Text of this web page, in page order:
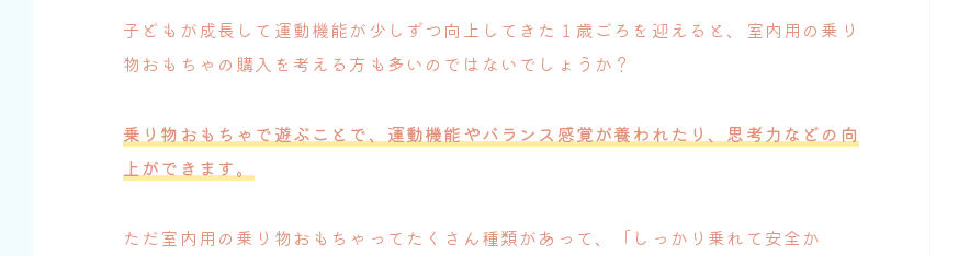
子どもが成長して運動機能が少しずつ向上してきた１歳ごろを迎えると、室内用の乗り
物おもちゃの購入を考える方も多いのではないでしょうか？
乗り物おもちゃで遊ぶことで、運動機能やバランス感覚が養われたり、思考力などの向
上ができます。
ただ室内用の乗り物おもちゃってたくさん種類があって、「しっかり乗れて安全か